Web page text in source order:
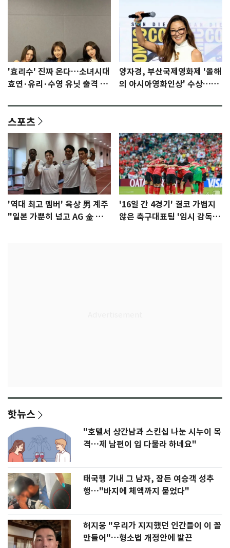
'효리수' 진짜 온다…소녀시대
효연·유리·수영 유닛 출격 [N
양자경, 부산국제영화제 '올해
의 아시아영화인상' 수상…15
스포츠
'역대 최고 멤버' 육상 男 계주
"일본 가뿐히 넘고 AG 金 따겠
'16일 간 4경기' 결코 가볍지
않은 축구대표팀 '임시 감독'
핫뉴스
"호텔서 상간남과 스킨십 나눈 시누이 목
격…제 남편이 입 다물라 하네요"
태국행 기내 그 남자, 잠든 여승객 성추
행…"바지에 체액까지 묻었다"
허지웅 "우리가 지지했던 인간들이 이 꼴
만들어"…형소법 개정안에 발끈